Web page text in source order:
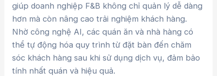
giúp doanh nghiệp F&B không chỉ quản lý dễ dàng
hơn mà còn nâng cao trải nghiệm khách hàng.
Nhờ công nghệ AI, các quán ăn và nhà hàng có
thể tự động hóa quy trình từ đặt bàn đến chăm
sóc khách hàng sau khi sử dụng dịch vụ, đảm bảo
tính nhất quán và hiệu quả.